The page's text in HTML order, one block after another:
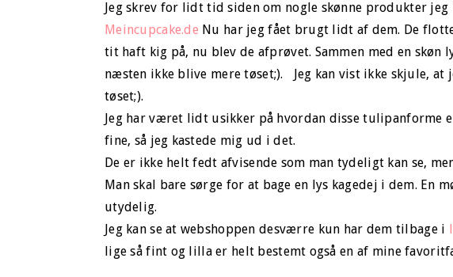
Jeg skrev for lidt tid siden om nogle skønne produkter
Meincupcake.de Nu har jeg fået brugt lidt af dem. De
tit haft kig på, nu blev de afprøvet. Sammen med en
næsten ikke blive mere tøset;).
Jeg kan vist ikke skjule,
tøset;).
Jeg har været lidt usikker på hvordan disse tulipanforme
fine, så jeg kastede mig ud i det.
De er ikke helt fedt afvisende som man tydeligt kan se,
Man skal bare sørge for at bage en lys kagedej i dem. En
utydelig.
Jeg kan se at webshoppen desværre kun har dem tilbage i
lige så fint og lilla er helt bestemt også en af mine